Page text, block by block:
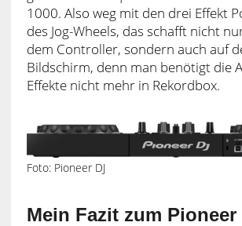
1000. Also weg mit den drei Effekt
des Jog-Wheels, das schafft nicht
dem Controller, sondern auch auf
Bildschirm, denn man benötigt die
Effekte nicht mehr in Rekordbox.
Foto: Pioneer DJ
Mein Fazit zum Pioneer